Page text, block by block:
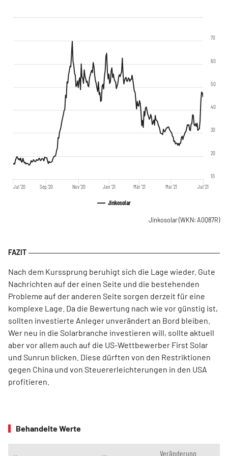
Jinkosolar
Jul '20 Sep '20 Nov '20 Jan '21 Mär '21 Mai '21 Jul '21
10
20
30
40
50
60
70
Jinkosolar(WKN: A0Q87R)
Nach dem Kurssprung beruhigt sich die Lage wieder. Gute
Nachrichten auf der einen Seite und die bestehenden
Probleme auf der anderen Seite sorgen derzeit für eine
komplexe Lage. Da die Bewertung nach wie vor günstig ist,
sollten investierte Anleger unverändert an Bord bleiben.
Wer neu in die Solarbranche investieren will, sollte aktuell
aber vor allem auch auf die US-Wettbewerber First Solar
und Sunrun blicken. Diese dürften von den Restriktionen
gegen China und von Steuererleichterungen in den USA
profitieren.
Behandelte Werte
Veränderung